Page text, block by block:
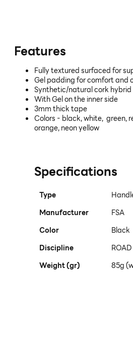
Features
Fully textured surfaced for
Gel padding for comfort and
Synthetic/natural cork hybrid
With Gel on the inner side
3mm thick tape
Colors - black, white, green,
orange, neon yellow
Specifications
Type
Manufacturer
FSA
Color
Black
Discipline
ROAD
Weight (gr)
85g